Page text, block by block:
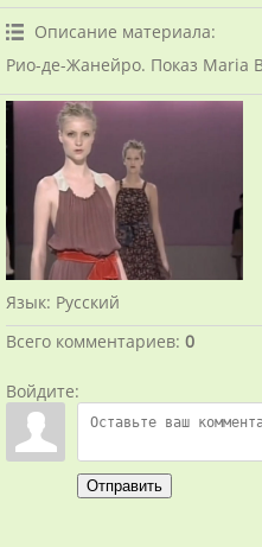
Описание материала:
Рио-де-Жанейро. Показ Maria
Язык: Русский
Всего комментариев: 0
Войдите:
Отправить